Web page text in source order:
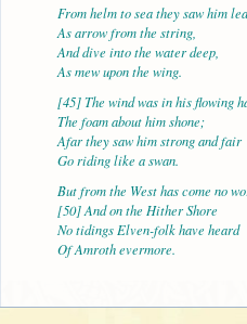
From helm to sea they saw him
As arrow from the string,
And dive into the water deep,
As mew upon the wing.
[45] The wind was in his flowing
The foam about him shone;
Afar they saw him strong and fair
Go riding like a swan.
But from the West has come no
[50] And on the Hither Shore
No tidings Elven-folk have heard
Of Amroth evermore.